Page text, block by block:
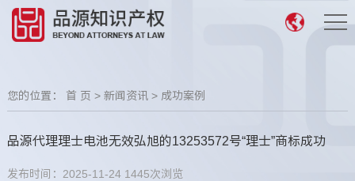
您的位置： 首 页 > 新闻资讯> 成功案例
品源代理理士电池无效弘旭的13253572号“理士”商标成功
发布时间：2025-11-24 1445次浏览